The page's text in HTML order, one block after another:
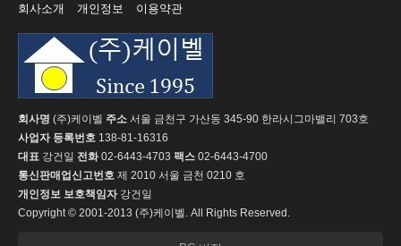
회사소개 개인정보 이용약관
회사명 (주)케이벨 주소 서울 금천구 가산동 345-90 한라시그마밸리 703호
사업자 등록번호 138-81-16316
대표 강건일 전화02-6443-4703 팩스 02-6443-4700
통신판매업신고번호 제 2010 서울 금천 0210 호
개인정보 보호책임자강건일
Copyright © 2001-2013 (주)케이벨. All Rights Reserved.